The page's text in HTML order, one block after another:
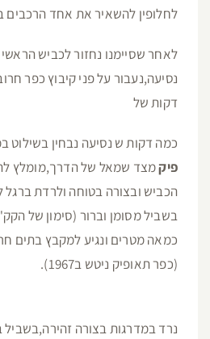
לחלופין להשאיר את אחד הרכבים
לאחר שסיימנו נחזור לכביש
נסיעה,נעבור על פני קיבוץ כפר
דקות של
כמה דקות ש נסיעה נבחין בשילוט
פיקמצד שמאל של הדרך,מומלץ
הכביש ובצורה בטוחה ולרדת ברגל
בשביל מסומן וברור (סימון של
כמאה מטרים ונגיע למקבץ בתים
(כפר תאופיק ניטש ב1967).
נרד במדרגות בצורה זהירה,בשביל